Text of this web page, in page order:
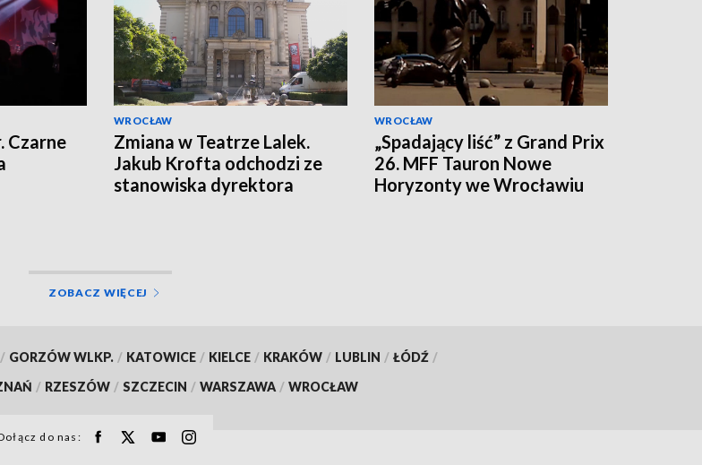
Czarne
WROCŁAW
Zmiana w Teatrze Lalek.
Jakub Krofta odchodzi ze
stanowiska dyrektora
WROCŁAW
„Spadający liść” z Grand Prix
26. MFF Tauron Nowe
Horyzonty we Wrocławiu
ZOBACZ WIĘCEJ
/ GORZÓW WLKP. / KATOWICE / KIELCE / KRAKÓW / LUBLIN / ŁÓDŹ /
/ RZESZÓW / SZCZECIN / WARSZAWA / WROCŁAW
do nas: